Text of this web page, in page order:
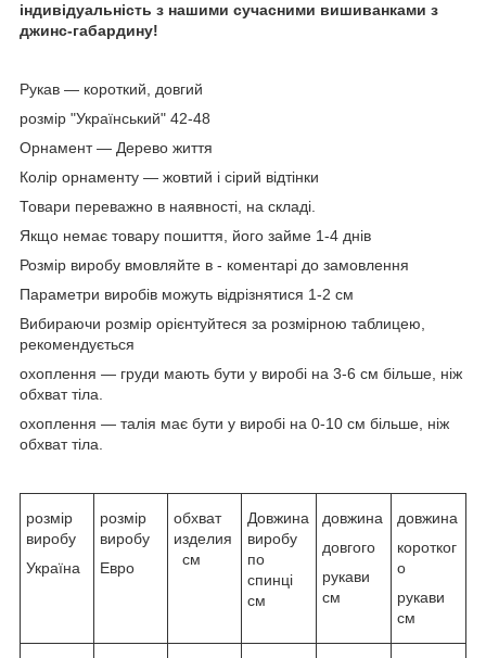
індивідуальність з нашими сучасними вишиванками з
джинс-габардину!
Рукав — короткий, довгий
розмір "Український" 42-48
Орнамент — Дерево життя
Колір орнаменту — жовтий і сірий відтінки
Товари переважно в наявності, на складі.
Якщо немає товару пошиття, його займе 1-4 днів
Розмір виробу вмовляйте в - коментарі до замовлення
Параметри виробів можуть відрізнятися 1-2 см
Вибираючи розмір орієнтуйтеся за розмірною таблицею,
рекомендується
охоплення — груди мають бути у виробі на 3-6 см більше, ніж
обхват тіла.
охоплення — талія має бути у виробі на 0-10 см більше, ніж
обхват тіла.
розмір
виробу
Україна
розмір
виробу
Евро
обхват
изделия
см
Довжина
виробу
по
спинці
см
довжина
довгого
рукави
см
довжина
коротког
о
рукави
см